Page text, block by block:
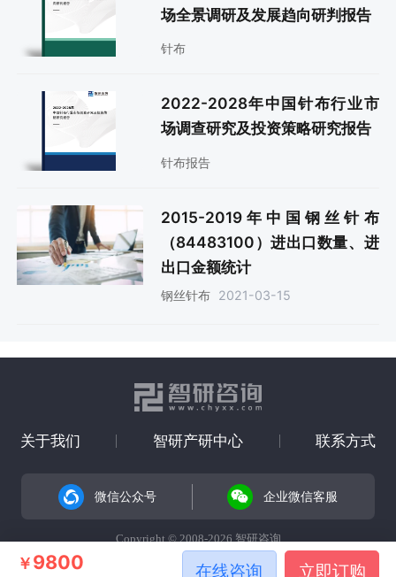
场全景调研及发展趋向研判报告
针布
2022-2028年中国针布行业市
场调查研究及投资策略研究报告
针布报告
2015-2019年中国钢丝针布
（84483100）进出口数量、进
出口金额统计
钢丝针布 2021-03-15
￥9800 在线咨询 立即订购
关于我们 智研产研中心 联系方式
微信公众号 企业微信客服
Copyright © 2008-2026 智研咨询